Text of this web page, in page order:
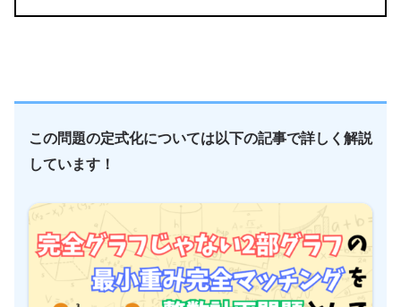
この問題の定式化については以下の記事で詳しく解説
しています！